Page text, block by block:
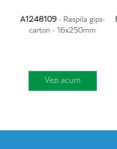
A1248109- Raspila gips-
carton - 16x250mm
Vezi acum